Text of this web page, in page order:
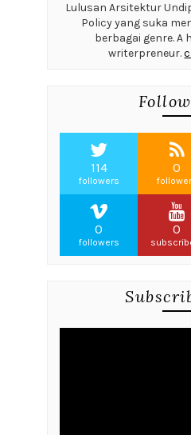
Lulusan Arsitektur
Policy yang suka
berbagai genre. A
writerpreneur.
114
followers
0
0
followers
0